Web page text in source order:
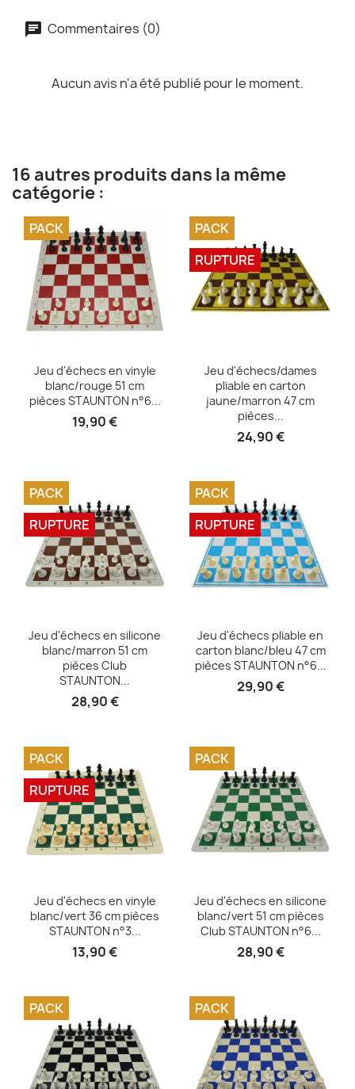
Commentaires (0)
Aucun avis n'a été publié pour le moment.
16 autres produits dans la même
catégorie :
Aperçu rapide
Jeu d'échecs en vinyle
blanc/rouge 51 cm
pièces STAUNTON n°6...
19,90 €
PACK
Aperçu rapide
Jeu d'échecs/dames
pliable en carton
jaune/marron 47 cm
pièces...
24,90 €
PACK
RUPTURE
Aperçu rapide
Jeu d'échecs en silicone
blanc/marron 51 cm
pièces Club
STAUNTON...
28,90 €
PACK
RUPTURE
Aperçu rapide
Jeu d'échecs pliable en
carton blanc/bleu 47 cm
pièces STAUNTON n°6...
29,90 €
PACK
RUPTURE
Aperçu rapide
Jeu d'échecs en vinyle
blanc/vert 36 cm pièces
STAUNTON n°3...
13,90 €
PACK
RUPTURE
Aperçu rapide
Jeu d'échecs en silicone
blanc/vert 51 cm pièces
Club STAUNTON n°6...
28,90 €
PACK
PACK PACK